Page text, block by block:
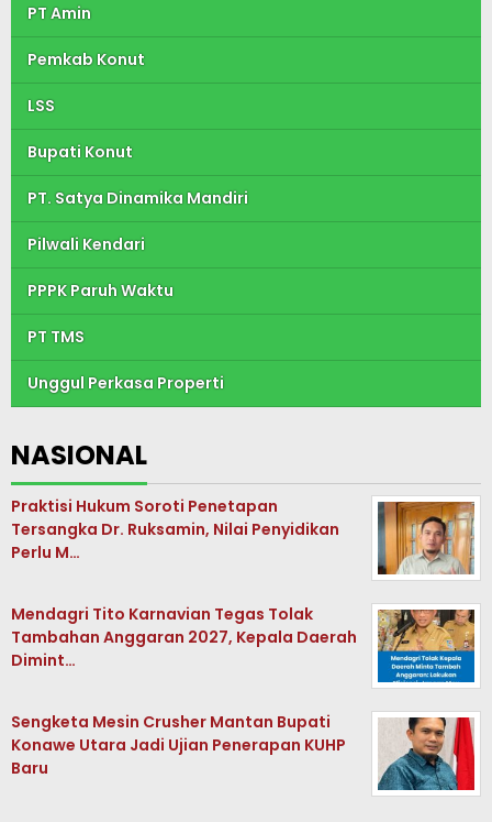
PT Amin
Pemkab Konut
LSS
Bupati Konut
PT. Satya Dinamika Mandiri
Pilwali Kendari
PPPK Paruh Waktu
PT TMS
Unggul Perkasa Properti
NASIONAL
Praktisi Hukum Soroti Penetapan
Tersangka Dr. Ruksamin, Nilai Penyidikan
Perlu M…
Mendagri Tito Karnavian Tegas Tolak
Tambahan Anggaran 2027, Kepala Daerah
Dimint…
Sengketa Mesin Crusher Mantan Bupati
Konawe Utara Jadi Ujian Penerapan KUHP
Baru